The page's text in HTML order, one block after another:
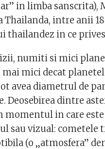
in limba sanscrita),
Thailanda, intre anii
thailandez in ce
numiti si mici
mai mici decat
avea diametrul de
Deosebirea dintre
momentul in care
sau vizual: cometele
(o „atmosfera”